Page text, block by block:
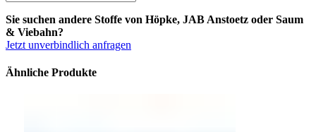
Sie suchen andere Stoffe von Höpke, JAB Anstoetz oder Saum
& Viebahn?
Jetzt unverbindlich anfragen
Ähnliche Produkte